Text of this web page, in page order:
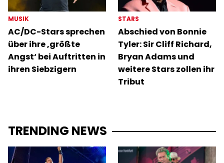
MUSIK
AC/DC-Stars sprechen
über ihre ‚größte
Angst‘ bei Auftritten in
ihren Siebzigern
STARS
Abschied von Bonnie
Tyler: Sir Cliff Richard,
Bryan Adams und
weitere Stars zollen ihr
Tribut
TRENDING NEWS